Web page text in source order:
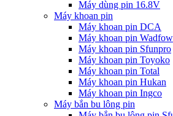
Máy dùng pin 16.8V
Máy khoan pin
Máy khoan pin DCA
Máy khoan pin Wadfow
Máy khoan pin Sfunpro
Máy khoan pin Toyoko
Máy khoan pin Total
Máy khoan pin Hukan
Máy khoan pin Ingco
Máy bắn bu lông pin